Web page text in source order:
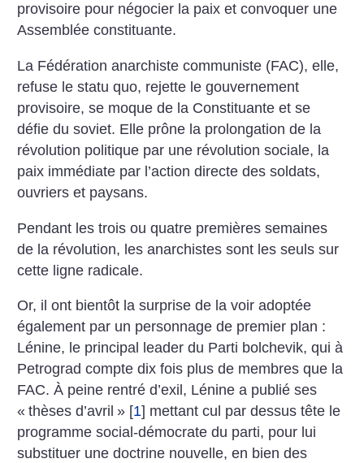
provisoire pour négocier la paix et convoquer une
Assemblée constituante.
La Fédération anarchiste communiste (FAC), elle,
refuse le statu quo, rejette le gouvernement
provisoire, se moque de la Constituante et se
défie du soviet. Elle prône la prolongation de la
révolution politique par une révolution sociale, la
paix immédiate par l’action directe des soldats,
ouvriers et paysans.
Pendant les trois ou quatre premières semaines
de la révolution, les anarchistes sont les seuls sur
cette ligne radicale.
Or, il ont bientôt la surprise de la voir adoptée
également par un personnage de premier plan :
Lénine, le principal leader du Parti bolchevik, qui à
Petrograd compte dix fois plus de membres que la
FAC. À peine rentré d’exil, Lénine a publié ses
« thèses d’avril » [1] mettant cul par dessus tête le
programme social-démocrate du parti, pour lui
substituer une doctrine nouvelle, en bien des